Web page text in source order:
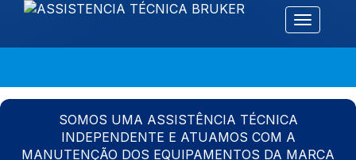
Alternar
SOMOS UMA ASSISTÊNCIA TÉCNICA
INDEPENDENTE E ATUAMOS COM A
MANUTENÇÃO DOS EQUIPAMENTOS DA MARCA